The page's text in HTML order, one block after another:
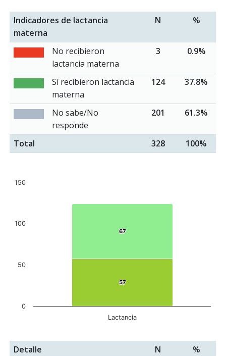
Indicadores de lactancia
materna
N %
No recibieron
lactancia materna
3 0.9%
Sí recibieron lactancia
materna
124 37.8%
No sabe/No
responde
201 61.3%
Total 328 100%
67
67
57
57
Lactancia
0
50
100
150
Detalle N
%